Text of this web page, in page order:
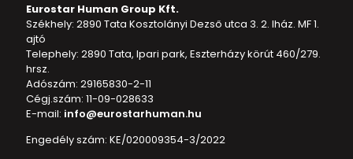
Eurostar Human Group Kft.
Székhely: 2890 Tata Kosztolányi Dezső utca 3. 2. lház. MF 1.
ajtó
Telephely: 2890 Tata, Ipari park, Eszterházy körút 460/279.
hrsz.
Adószám: 29165830-2-11
Cégj.szám: 11-09-028633
E-mail: info@eurostarhuman.hu
Engedély szám: KE/020009354-3/2022